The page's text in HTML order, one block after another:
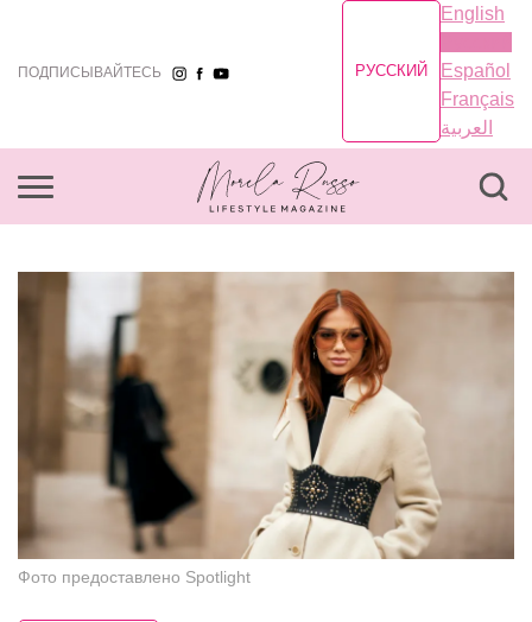
ПОДПИСЫВАЙТЕСЬ РУССКИЙ
English
Español
Français
العربية
Фото предоставлено Spotlight